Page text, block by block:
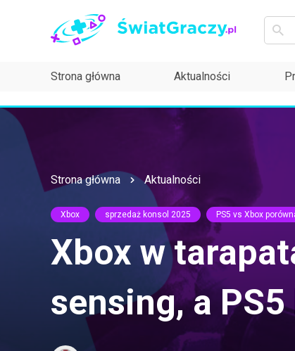
Strona główna Aktualności
Strona główna Aktualności
Xbox sprzedaż konsol 2025 PS5 vs Xbox
Xbox w
sensing, a